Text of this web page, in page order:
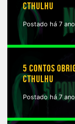
CTHULHU
Postado há 7
5 CONTOS
CTHULHU
Postado há 7